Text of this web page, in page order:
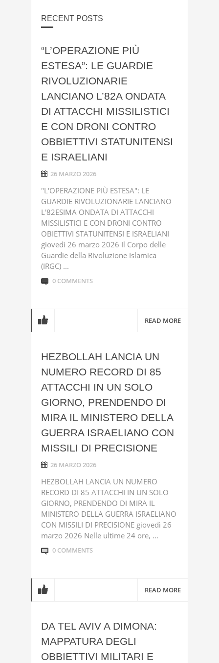
RECENT POSTS
“L’OPERAZIONE PIÙ
ESTESA”: LE GUARDIE
RIVOLUZIONARIE
LANCIANO L’82A ONDATA
DI ATTACCHI MISSILISTICI
E CON DRONI CONTRO
OBBIETTIVI STATUNITENSI
E ISRAELIANI
26 MARZO 2026
"L'OPERAZIONE PIÙ ESTESA": LE
GUARDIE RIVOLUZIONARIE LANCIANO
L'82ESIMA ONDATA DI ATTACCHI
MISSILISTICI E CON DRONI CONTRO
OBIETTIVI STATUNITENSI E ISRAELIANI
giovedì 26 marzo 2026 Il Corpo delle
Guardie della Rivoluzione Islamica
(IRGC) ...
0 COMMENTS
READ MORE
HEZBOLLAH LANCIA UN
NUMERO RECORD DI 85
ATTACCHI IN UN SOLO
GIORNO, PRENDENDO DI
MIRA IL MINISTERO DELLA
GUERRA ISRAELIANO CON
MISSILI DI PRECISIONE
26 MARZO 2026
HEZBOLLAH LANCIA UN NUMERO
RECORD DI 85 ATTACCHI IN UN SOLO
GIORNO, PRENDENDO DI MIRA IL
MINISTERO DELLA GUERRA ISRAELIANO
CON MISSILI DI PRECISIONE giovedì 26
marzo 2026 Nelle ultime 24 ore, ...
0 COMMENTS
READ MORE
DA TEL AVIV A DIMONA:
MAPPATURA DEGLI
OBBIETTIVI MILITARI E